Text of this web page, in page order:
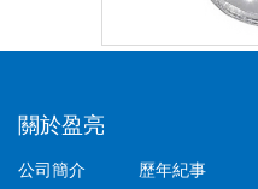
關於盈亮
公司簡介 歷年紀事